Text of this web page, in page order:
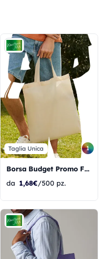
Taglia Unica 1
Borsa Budget Promo For Life
da 1,68€/500 pz.